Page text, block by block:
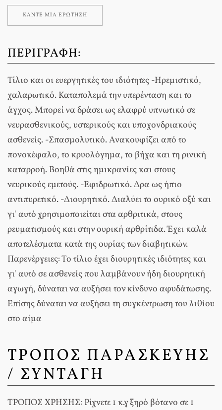
ΚΆΝΤΕ ΜΊΑ ΕΡΏΤΗΣΗ
ΠΕΡΙΓΡΑΦΉ:
Τίλιο και οι ευεργητικές του ιδιότητες -Ηρεμιστικό,
χαλαρωτικό. Καταπολεμά την υπερένταση και το
άγχος. Μπορεί να δράσει ως ελαφρύ υπνωτικό σε
νευρασθενικούς, υστερικούς και υποχονδριακούς
ασθενείς. -Σπασμολυτικό. Ανακουφίζει από το
πονοκέφαλο, το κρυολόγημα, το βήχα και τη ρινική
καταρροή. Βοηθά στις ημικρανίες και στους
νευρικούς εμετούς. -Εφιδρωτικό. Δρα ως ήπιο
αντιπυρετικό. -Διουρητικό. Διαλύει το ουρικό οξύ και
γι' αυτό χρησιμοποιείται στα αρθριτικά, στους
ρευματισμούς και στην ουρική αρθρίτιδα. Έχει καλά
αποτελέσματα κατά της ουρίας των διαβητικών.
Παρενέργειες: Το τίλιο έχει διουρητικές ιδιότητες και
γι' αυτό σε ασθενείς που λαμβάνουν ήδη διουρητική
αγωγή, δύναται να αυξήσει τον κίνδυνο αφυδάτωσης.
Επίσης δύναται να αυξήσει τη συγκέντρωση του λιθίου
στο αίμα
ΤΡΟΠΟΣ ΠΑΡΑΣΚΕΥΗΣ
/ ΣΥΝΤΑΓΗ
ΤΡΟΠΟΣ ΧΡΗΣΗΣ: Ρίχνετε 1 κ.γ ξηρό βότανο σε 1